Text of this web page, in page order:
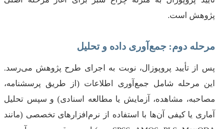
پژوهش است.
مرحله دوم: جمع‌آوری داده و تحلیل
پس از تأیید پروپوزال، نوبت به اجرای طرح پژوهش می‌رسد.
این مرحله شامل جمع‌آوری اطلاعات (از طریق پرسشنامه،
مصاحبه، مشاهده، آزمایش یا مطالعه اسنادی) و سپس تحلیل
آماری یا کیفی آن‌ها با استفاده از نرم‌افزارهای تخصصی (مانند